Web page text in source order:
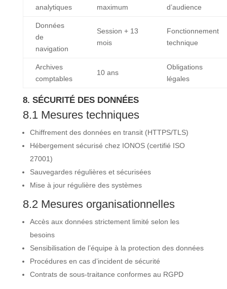
analytiques
maximum
d’audience
Données
de
navigation
Session + 13
mois
Fonctionnement
technique
Archives
comptables
10 ans
Obligations
légales
8. SÉCURITÉ DES DONNÉES
8.1 Mesures techniques
Chiffrement des données en transit (HTTPS/TLS)
Hébergement sécurisé chez IONOS (certifié ISO
27001)
Sauvegardes régulières et sécurisées
Mise à jour régulière des systèmes
8.2 Mesures organisationnelles
Accès aux données strictement limité selon les
besoins
Sensibilisation de l’équipe à la protection des données
Procédures en cas d’incident de sécurité
Contrats de sous-traitance conformes au RGPD